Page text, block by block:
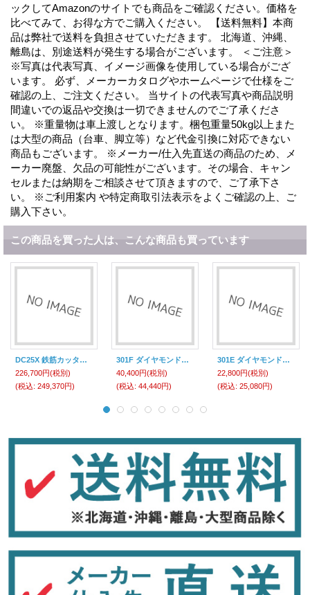
ックしてAmazonのサイトでも商品をご確認ください。価格を
比べてみて、お得な方でご購入ください。 【送料無料】本商
品は弊社で送料を負担させていただきます。 北海道、沖縄、
離島は、別途送料が発生する場合がございます。 ＜ご注意＞
※写真は代表写真、イメージ画像を使用している場合がござ
います。 必ず、メーカーカタログやホームページで仕様をご
確認の上、ご注文ください。 当サイトの代表写真や商品説明
間違いでの返品や交換は一切できませんのでご了承くださ
い。 ※重量物は車上渡しとなります。梱包重量50kg以上また
は大型の商品（台車、脚立等）など代金引換に対応できない
商品もございます。 ※メーカー/仕入先直送の商品のため、メ
ーカー廃盤、欠品の可能性がございます。その場合、キャン
セルまたは納期をご相談させて頂きますので、ご了承下さ
い。 ※ご利用案内 や特定商取引法表示をよくご確認の上、ご
購入下さい。
この商品を買った人は、こんな商品も買っています
DC25X 鉄筋カッター IKK 【送料無料】
226,700円(税別)
(税込: 249,370円)
301F ダイヤモンドカー ヨドノ(YODONO) 【送料無料】【激安】【セール】
40,400円(税別)
(税込: 44,440円)
301E ダイヤモンドカー ヨドノ(YODONO) 【送料無料】【激安】【セール】
22,800円(税別)
(税込: 25,080円)